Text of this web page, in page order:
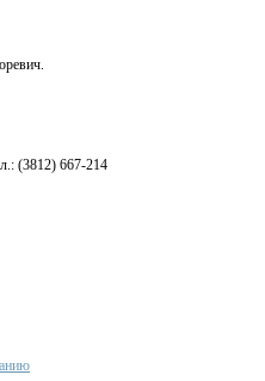
(3812) 667-214